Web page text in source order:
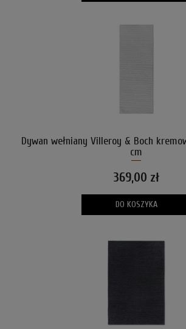
Dywan wełniany Villeroy & Boch
cm
369,00 zł
DO KOSZYKA